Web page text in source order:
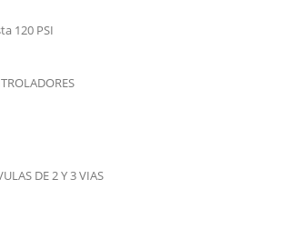
120 PSI
DE 2 Y 3 VIAS